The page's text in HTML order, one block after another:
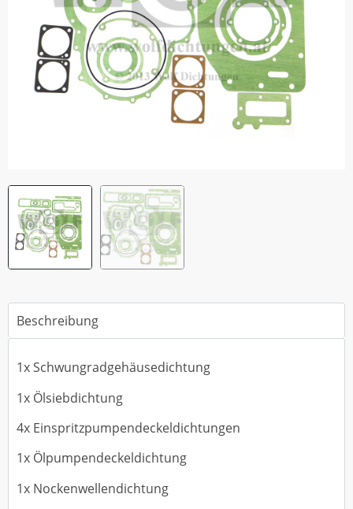
Beschreibung
1x Schwungradgehäusedichtung
1x Ölsiebdichtung
4x Einspritzpumpendeckeldichtungen
1x Ölpumpendeckeldichtung
1x Nockenwellendichtung